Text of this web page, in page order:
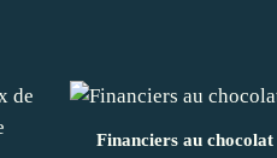
Financiers au chocolat